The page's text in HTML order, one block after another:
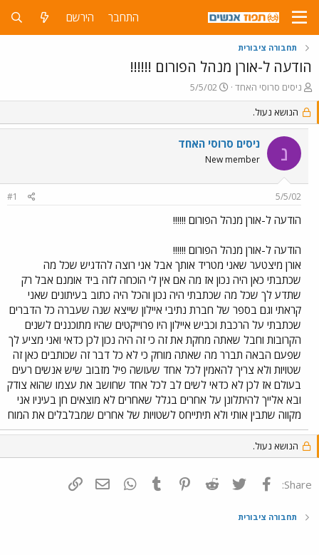
התחבר הירשם
תחבורה ציבורית
הודעה ל-אורן מנהל הפורום !!!!!!
פ
ו
ת
ח
נ
ניסים סרוסי האחד
פ
ו
ס
ם
ב
ת
ך
5/5/02
הנושא נעול.
נ ניסים סרוסי האחד
New member
5/5/02
#1
הודעה ל-אורן מנהל הפורום !!!!!!
הודעה ל-אורן מנהל הפורום !!!!!!
אורן מיצטער שאני מטריד אותך אבל אני רוצה להדגיש שכל מה
שכתבתי כאן היה נכון אז מה אם אין לי הוכחה לזה ביד אומנם אבל רק
שתדע לך שכל מה שכתבתי היה נכון והכל היה כתוב בעיתונים שאני
קראתי וגם בספר של חברת נתיבי איילון שייצא שנה שעברה כל הדברים
שכתבתי על הרכבת וכביש איילון היו פרוייקטים שהיו מתוכננים לשנים
הקרובות וחבל שאתה מחקת את זה כי זה היה נכון לכן כדאי ואני מציע לך
שפעם הבאה תברר מה שאתה מוחק כי לא כל דבר זה שכותבים כאן זה
שטויות ולא צריך להאמין לכל אחד שעושה פיל מזבוב שיש אנשים רעים
בעולם אז לכן לא כדאי לשים לב לכל אחד שחושב את עצמו שהוא צודק
ובא אלייך להיתלונן על אחרים בגלל שאחרים לא מוצאים חן בעיניו אני
מקווה שתבין אותי ולא תיתייחס לשטויות של אחרים שמבלבלים את המוח
הנושא נעול.
Share: פייסבוק Twitter
Reddit
Pinterest
Tumblr
WhatsAppדואר אלקטרוני
תחבורה ציבורית